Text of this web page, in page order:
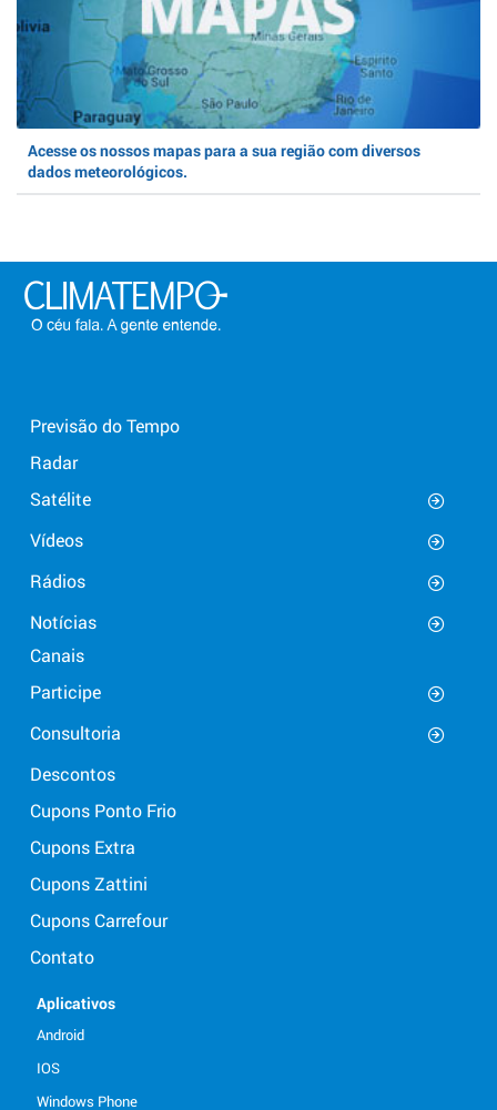
Acesse os nossos mapas para a sua região com diversos
dados meteorológicos.
Previsão do Tempo
Radar
Satélite
Vídeos
Rádios
Notícias
Canais
Participe
Consultoria
Descontos
Cupons Ponto Frio
Cupons Extra
Cupons Zattini
Cupons Carrefour
Contato
Aplicativos
Android
IOS
Windows Phone